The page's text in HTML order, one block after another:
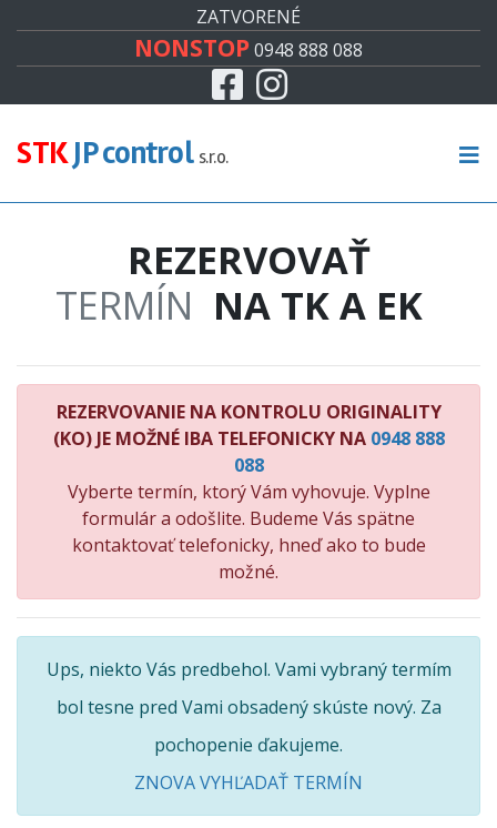
ZATVORENÉ
NONSTOP0948 888 088
FacebookInstagram
STKJP control s.r.o.
REZERVOVAŤ
TERMÍN NA TK A EK
REZERVOVANIE NA KONTROLU ORIGINALITY
(KO) JE MOŽNÉ IBA TELEFONICKY NA 0948 888
088
Vyberte termín, ktorý Vám vyhovuje. Vyplne
formulár a odošlite. Budeme Vás spätne
kontaktovať telefonicky, hneď ako to bude
možné.
Ups, niekto Vás predbehol. Vami vybraný termím
bol tesne pred Vami obsadený skúste nový. Za
pochopenie ďakujeme.
ZNOVA VYHĽADAŤ TERMÍN
TECHNICKÁ KONTROLA
EMISNÁ KONTROLA
KONTROLA ORIGINALITY
RECENZIE
KONTAKT